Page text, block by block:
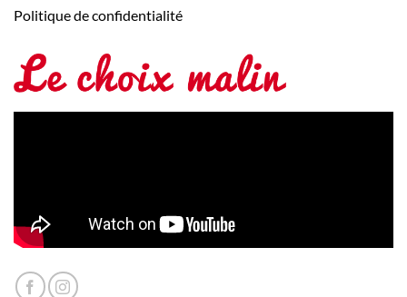
Politique de confidentialité